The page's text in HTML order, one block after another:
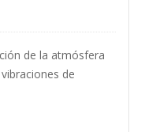
de la atmósfera
de